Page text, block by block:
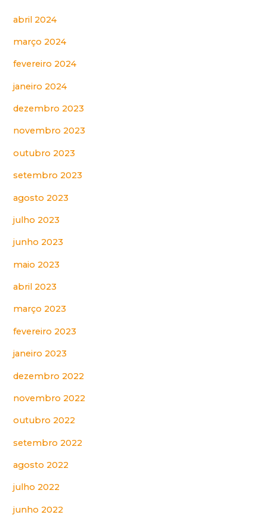
abril 2024
março 2024
fevereiro 2024
janeiro 2024
dezembro 2023
novembro 2023
outubro 2023
setembro 2023
agosto 2023
julho 2023
junho 2023
maio 2023
abril 2023
março 2023
fevereiro 2023
janeiro 2023
dezembro 2022
novembro 2022
outubro 2022
setembro 2022
agosto 2022
julho 2022
junho 2022